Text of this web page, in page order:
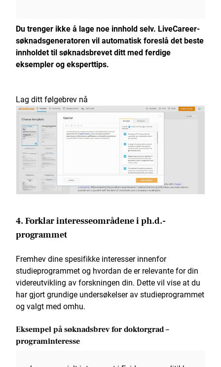
Du trenger ikke å lage noe innhold selv. LiveCareer-
søknadsgeneratorenvil automatisk foreslå det beste
innholdet til søknadsbrevet ditt med ferdige
eksempler og eksperttips.
Lag ditt følgebrev nå
4. Forklar interesseområdene i ph.d.-
programmet
Fremhev dine spesifikke interesser innenfor
studieprogrammet og hvordan de er relevante for din
videreutvikling av forskningen din. Dette vil vise at du
har gjort grundige undersøkelser av studieprogrammet
og valgt med omhu.
Eksempel på søknadsbrev for doktorgrad –
programinteresse